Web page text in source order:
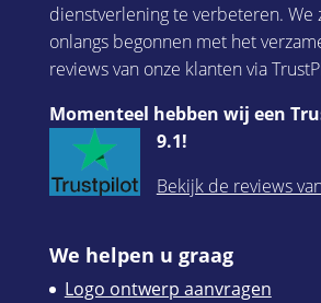
dienstverlening te verbeteren. We
onlangs begonnen met het
reviews van onze klanten via
Momenteel hebben wij een
9.1!
Bekijk de reviews
We helpen u graag
Logo ontwerp aanvragen